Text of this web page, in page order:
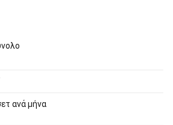
ανά μήνα